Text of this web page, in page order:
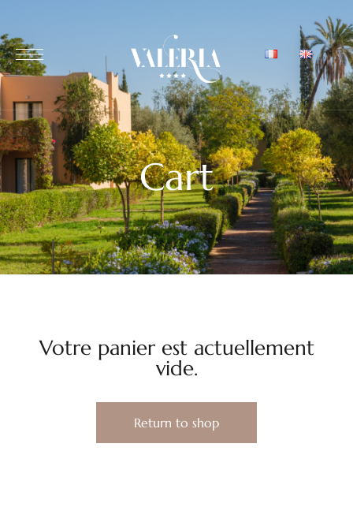
Cart
Votre panier est actuellement
vide.
Return to shop